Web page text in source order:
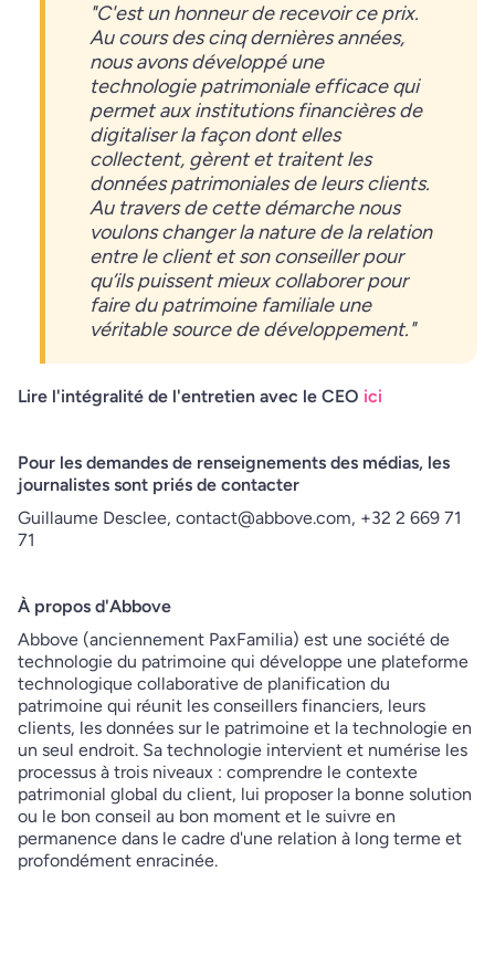
"C'est un honneur de recevoir ce prix.
Au cours des cinq dernières années,
nous avons développé une
technologie patrimoniale efficace qui
permet aux institutions financières de
digitaliser la façon dont elles
collectent, gèrent et traitent les
données patrimoniales de leurs clients.
Au travers de cette démarche nous
voulons changer la nature de la relation
entre le client et son conseiller pour
qu’ils puissent mieux collaborer pour
faire du patrimoine familiale une
véritable source de développement."
Lire l'intégralité de l'entretien avec le CEO ici
Pour les demandes de renseignements des médias, les
journalistes sont priés de contacter
Guillaume Desclee, contact@abbove.com, +32 2 669 71
71
À propos d'Abbove
Abbove (anciennement PaxFamilia) est une société de
technologie du patrimoine qui développe une plateforme
technologique collaborative de planification du
patrimoine qui réunit les conseillers financiers, leurs
clients, les données sur le patrimoine et la technologie en
un seul endroit. Sa technologie intervient et numérise les
processus à trois niveaux : comprendre le contexte
patrimonial global du client, lui proposer la bonne solution
ou le bon conseil au bon moment et le suivre en
permanence dans le cadre d'une relation à long terme et
profondément enracinée.